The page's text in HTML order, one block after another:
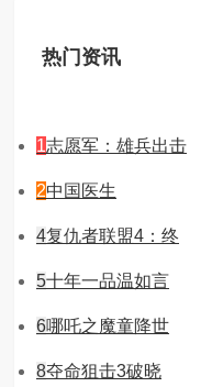
热门资讯
1志愿军：雄兵出击
2中国医生
4复仇者联盟4：终
5十年一品温如言
6哪吒之魔童降世
8夺命狙击3破晓